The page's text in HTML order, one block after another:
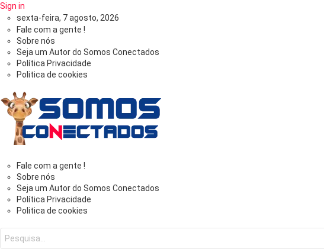
Sign in
sexta-feira, 7 agosto, 2026
Fale com a gente !
Sobre nós
Seja um Autor do Somos Conectados
Política Privacidade
Politica de cookies
Somos
Conectados
-
Fale com a gente !
Sobre nós
Seja um Autor do Somos Conectados
Política Privacidade
Politica de cookies